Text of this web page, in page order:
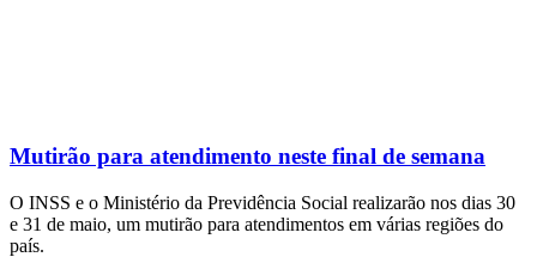
Mutirão para atendimento neste final de semana
O INSS e o Ministério da Previdência Social realizarão nos dias 30
e 31 de maio, um mutirão para atendimentos em várias regiões do
país.